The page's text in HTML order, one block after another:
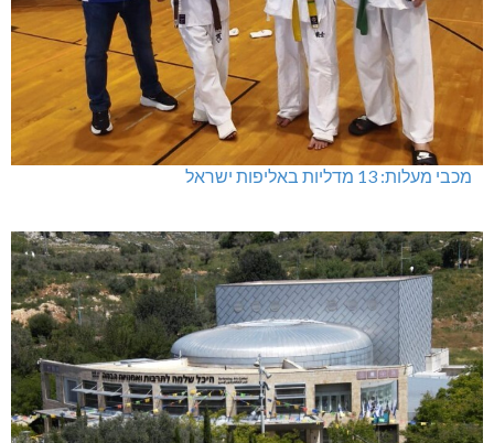
מתחברים: הגליל המערבי והעליון